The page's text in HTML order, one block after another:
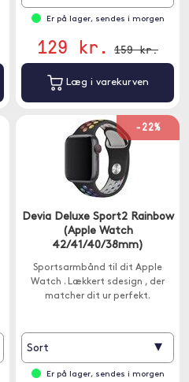
Er på lager, sendes i morgen
129 kr. 159 kr.
Læg i varekurven
-22%
Devia Deluxe Sport2 Rainbow
(Apple Watch
42/41/40/38mm)
Sportsarmbånd til dit Apple
Watch . Lækkert sdesign , der
matcher dit ur perfekt.
Sort ▾
Er på lager, sendes i morgen